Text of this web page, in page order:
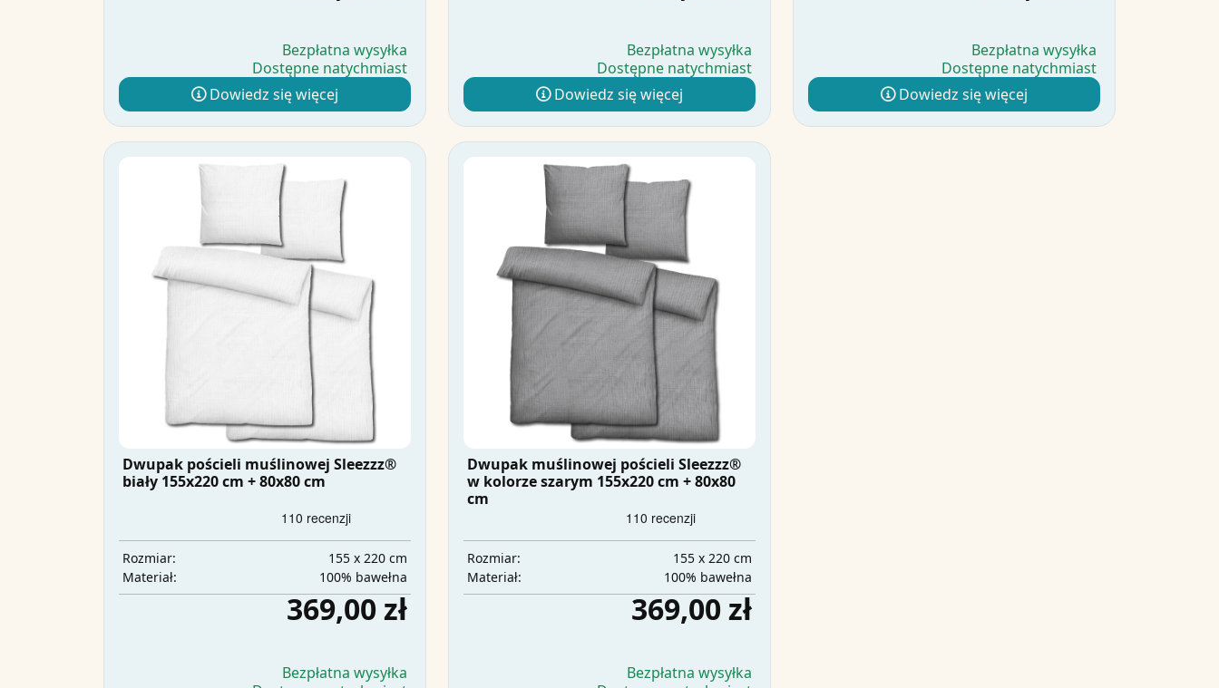
Bezpłatna wysyłka
Dostępne natychmiast
Dowiedz się więcej
Bezpłatna wysyłka
Dostępne natychmiast
Dowiedz się więcej
Bezpłatna wysyłka
Dostępne natychmiast
Dowiedz się więcej
Dwupak pościeli muślinowej Sleezzz®
biały 155x220 cm + 80x80 cm
Rozmiar:
155 x 220 cm
Materiał:
100% bawełna
369,00 zł
Bezpłatna wysyłka
Dwupak muślinowej pościeli Sleezzz®
w kolorze szarym 155x220 cm + 80x80
cm
Rozmiar:
155 x 220 cm
Materiał:
100% bawełna
369,00 zł
Bezpłatna wysyłka